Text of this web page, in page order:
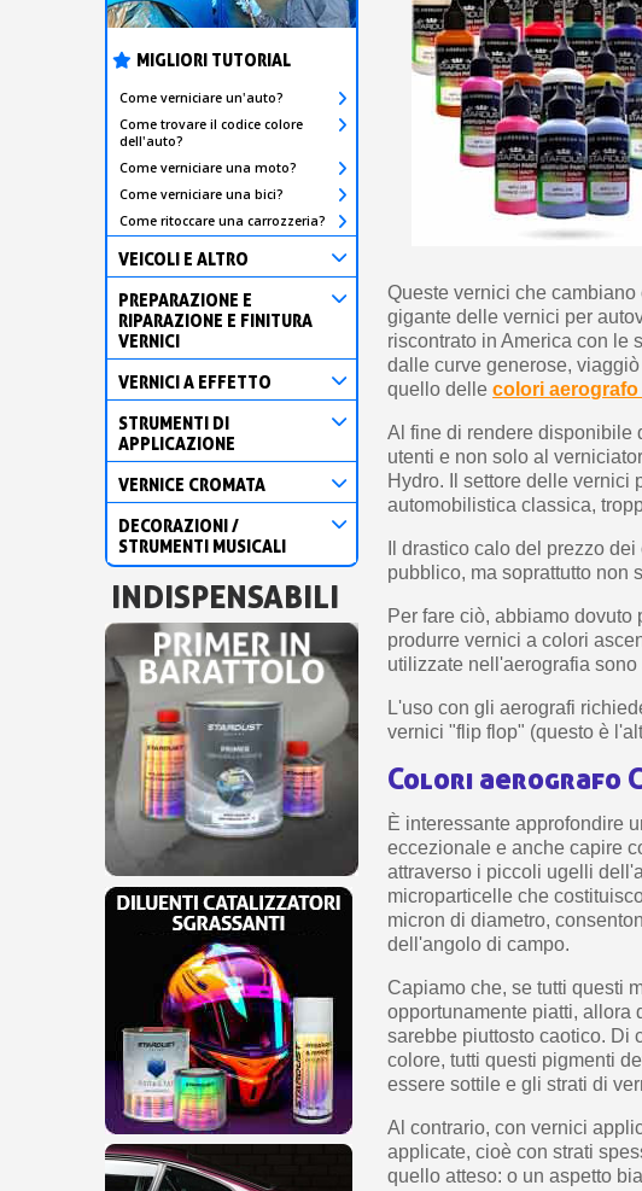
MIGLIORI TUTORIAL
Come verniciare un'auto?
Come trovare il codice colore
dell'auto?
Come verniciare una moto?
Come verniciare una bici?
Come ritoccare una carrozzeria?
VEICOLI E ALTRO
PREPARAZIONE E
RIPARAZIONE E FINITURA
VERNICI
VERNICI A EFFETTO
STRUMENTI DI
APPLICAZIONE
VERNICE CROMATA
DECORAZIONI /
STRUMENTI MUSICALI
INDISPENSABILI
Queste vernici che
gigante delle vernici per
riscontrato in America con le
dalle curve generose,
quello dellecolori
Al fine di rendere disponibile
utenti e non solo al
Hydro. Il settore delle vernici
automobilistica classica,
Il drastico calo del prezzo
pubblico, ma soprattutto non
Per fare ciò, abbiamo
produrre vernici a colori
utilizzate nell'aerografia
L'uso con gli aerografi
vernici "flip flop" (questo è
Colori aerografo
È interessante approfondire
eccezionale e anche capire
attraverso i piccoli ugelli
microparticelle che
micron di diametro,
dell'angolo di campo.
Capiamo che, se tutti questi
opportunamente piatti, allora
sarebbe piuttosto caotico. Di
colore, tutti questi pigmenti
essere sottile e gli strati di
Al contrario, con vernici
applicate, cioè con strati
quello atteso: o un aspetto